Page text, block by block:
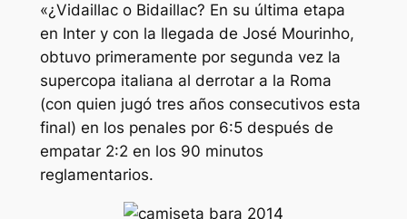
«¿Vidaillac o Bidaillac? En su última etapa
en Inter y con la llegada de José Mourinho,
obtuvo primeramente por segunda vez la
supercopa italiana al derrotar a la Roma
(con quien jugó tres años consecutivos esta
final) en los penales por 6:5 después de
empatar 2:2 en los 90 minutos
reglamentarios.